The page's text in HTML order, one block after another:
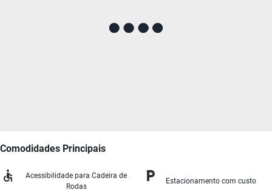
Comodidades Principais
Acessibilidade para Cadeira de
Rodas
Estacionamento com custo